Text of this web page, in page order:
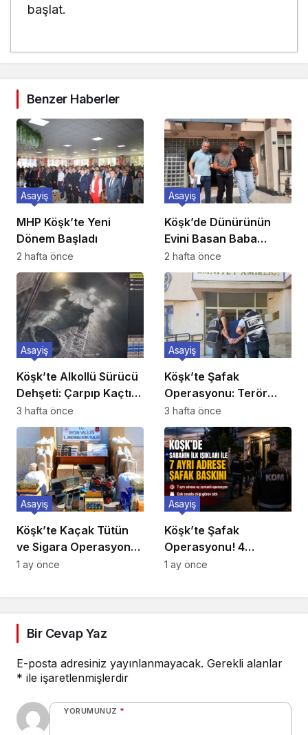
başlat.
Benzer Haberler
MHP Köşk’te Yeni
Dönem Başladı
Asayiş
2 hafta önce
Köşk’de Dünürünün
Evini Basan Baba
Tutuklandı
Asayiş
2 hafta önce
Köşk’te Alkollü Sürücü
Dehşeti: Çarpıp Kaçtı,
Ehliyetine El Konuldu
Asayiş
3 hafta önce
Köşk’te Şafak
Operasyonu: Terör
Propagandacısı 5
Suriyeli Yakalandı
Asayiş
3 hafta önce
Köşk’te Kaçak Tütün
ve Sigara Operasyonu:
Binlerce Makaron ile
Asayiş
1 ay önce
Köşk’te Şafak
Operasyonu! 4
Mahallede 7 Adrese Eş
Asayiş
1 ay önce
Bir Cevap Yaz
E-posta adresiniz yayınlanmayacak. Gerekli alanlar
* ile işaretlenmişlerdir
YORUMUNUZ *